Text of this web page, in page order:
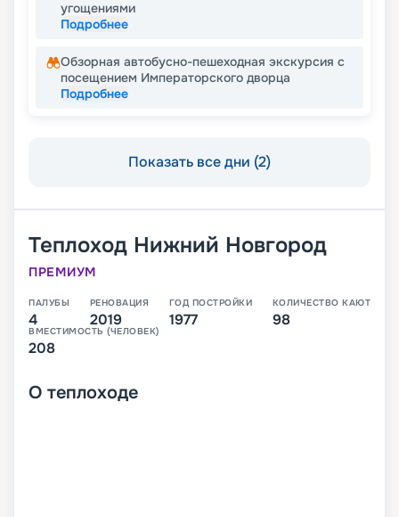
угощениями
Подробнее
Обзорная автобусно-пешеходная экскурсия с
посещением Императорского дворца
Подробнее
Показать все дни (2)
Теплоход Нижний Новгород
ПРЕМИУМ
ПАЛУБЫ
4
РЕНОВАЦИЯ
2019
ГОД ПОСТРОЙКИ
1977
КОЛИЧЕСТВО КАЮТ
98
ВМЕСТИМОСТЬ (ЧЕЛОВЕК)
208
О теплоходе